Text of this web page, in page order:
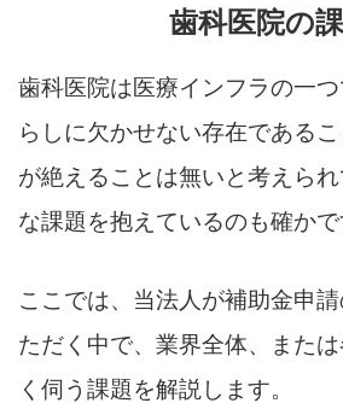
歯科医院の
歯科医院は医療インフラの一
らしに欠かせない存在である
が絶えることは無いと考えら
な課題を抱えているのも確かで
ここでは、当法人が補助金申
ただく中で、業界全体、また
く伺う課題を解説します。